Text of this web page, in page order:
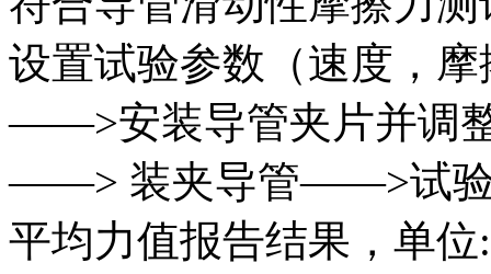
设置试验参数（速度，
——>安装导管夹片并调
——> 装夹导管——>试
平均力值报告结果，单位